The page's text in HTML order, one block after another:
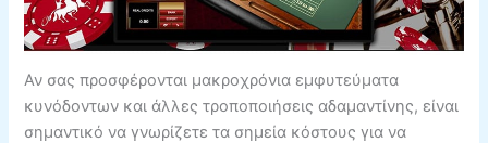
Αν σας προσφέρονται μακροχρόνια εμφυτεύματα
κυνόδοντων και άλλες τροποποιήσεις αδαμαντίνης, είναι
σημαντικό να γνωρίζετε τα σημεία κόστους για να